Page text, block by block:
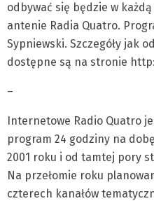
odbywać się będzie w
antenie Radia Quatro.
Sypniewski. Szczegóły jak
dostępne są na stronie
–
Internetowe Radio Quatro
program 24 godziny na
2001 roku i od tamtej pory
Na przełomie roku
czterech kanałów